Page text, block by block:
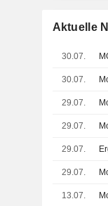
Aktuelle
30.07.
30.07.
29.07.
29.07.
29.07.
29.07.
13.07.